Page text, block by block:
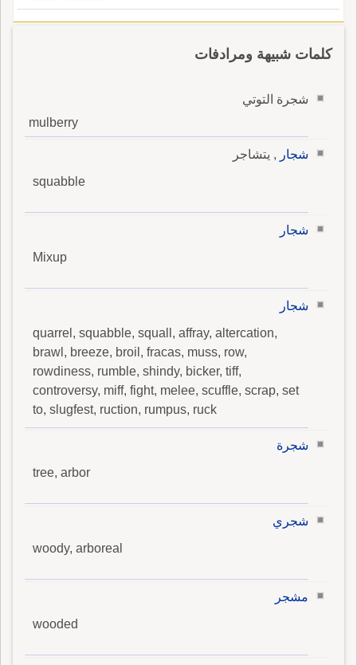
كلمات شبيهة ومرادفات
شجرة التوتي
mulberry
شجار , يتشاجر
squabble
شجار
Mixup
شجار
quarrel, squabble, squall, affray, altercation,
brawl, breeze, broil, fracas, muss, row,
rowdiness, rumble, shindy, bicker, tiff,
controversy, miff, fight, melee, scuffle, scrap, set
to, slugfest, ruction, rumpus, ruck
شجرة
tree, arbor
شجري
woody, arboreal
مشجر
wooded